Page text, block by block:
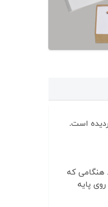
است.
هنگامی که
پایه